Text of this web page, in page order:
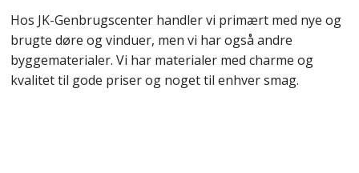
Hos JK-Genbrugscenter handler vi primært med nye og
brugte døre og vinduer, men vi har også andre
byggematerialer. Vi har materialer med charme og
kvalitet til gode priser og noget til enhver smag.